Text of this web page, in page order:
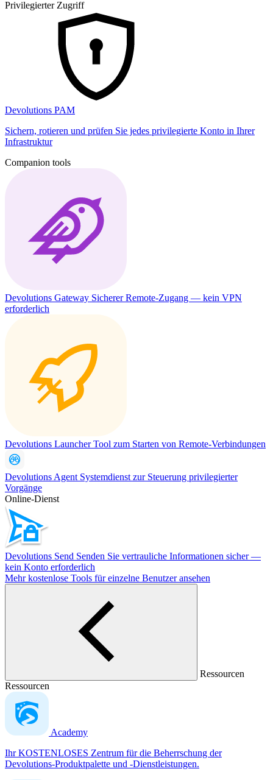
Privilegierter Zugriff
Devolutions PAM
Sichern, rotieren und prüfen Sie jedes privilegierte Konto in Ihrer
Infrastruktur
Companion tools
Devolutions Gateway Sicherer Remote-Zugang — kein VPN
erforderlich
Devolutions LauncherTool zum Starten von Remote-Verbindungen
Devolutions Agent Systemdienst zur Steuerung privilegierter
Vorgänge
Online-Dienst
Devolutions Send Senden Sie vertrauliche Informationen sicher —
kein Konto erforderlich
Mehr kostenlose Tools für einzelne Benutzer ansehen
Ressourcen
Ressourcen
Academy
Ihr KOSTENLOSES Zentrum für die Beherrschung der
Devolutions-Produktpalette und -Dienstleistungen.